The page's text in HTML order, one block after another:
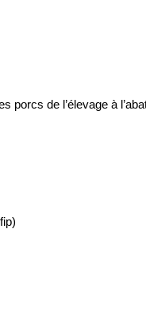
porcs de l’élevage à